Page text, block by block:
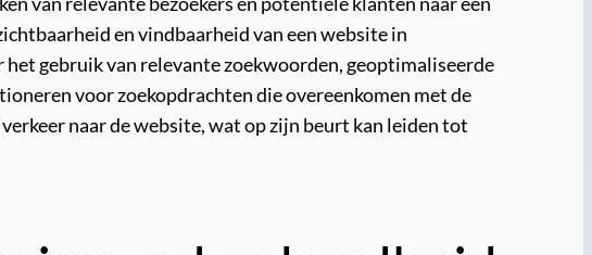
en vindbaarheid van een website in
gebruik van relevante zoekwoorden, geoptimaliseerde
voor zoekopdrachten die overeenkomen met de
naar de website, wat op zijn beurt kan leiden tot